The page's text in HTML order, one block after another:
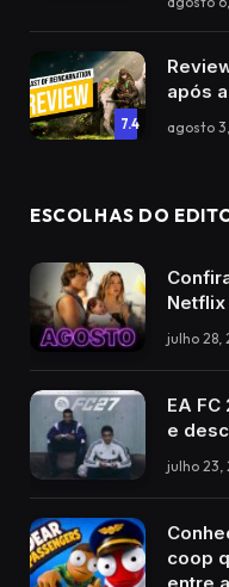
7.4
após
agosto
ESCOLHAS DO
julho 28,
EA
e
julho 23,
coop
entre